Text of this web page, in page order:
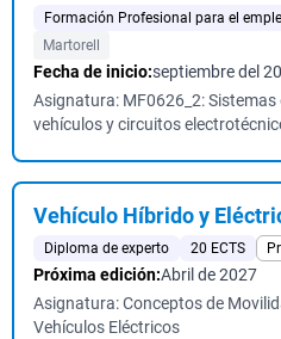
Formación Profesional para el
Martorell
Fecha de inicio:septiembre del
Asignatura: MF0626_2:
vehículos y circuitos
Vehículo Híbrido y
Diploma de experto 20 ECTS
Próxima edición:Abril de 2027
Asignatura: Conceptos de
Vehículos Eléctricos